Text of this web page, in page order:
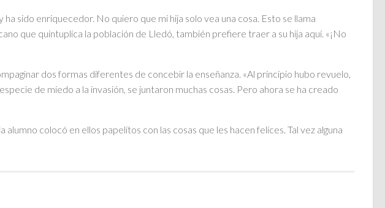
sido enriquecedor. No quiero que mi hija solo vea una cosa. Esto se llama
que quintuplica la población de Lledó, también prefiere traer a su hija aquí. «¡No
dos formas diferentes de concebir la enseñanza. «Al principio hubo revuelo,
de miedo a la invasión, se juntaron muchas cosas. Pero ahora se ha creado
colocó en ellos papelitos con las cosas que les hacen felices. Tal vez alguna